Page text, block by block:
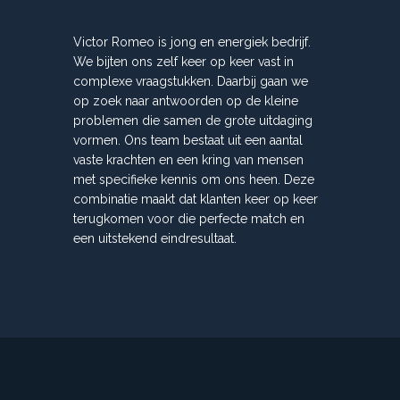
Victor Romeo is jong en energiek bedrijf.
We bijten ons zelf keer op keer vast in
complexe vraagstukken. Daarbij gaan we
op zoek naar antwoorden op de kleine
problemen die samen de grote uitdaging
vormen. Ons team bestaat uit een aantal
vaste krachten en een kring van mensen
met specifieke kennis om ons heen. Deze
combinatie maakt dat klanten keer op keer
terugkomen voor die perfecte match en
een uitstekend eindresultaat.